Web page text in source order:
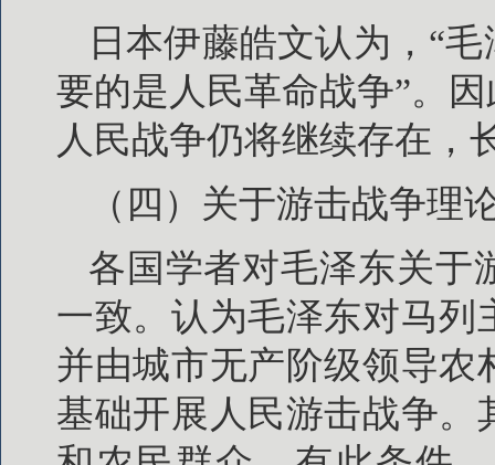
日本伊藤皓文认为，“
要的是人民革命战争”。
人民战争仍将继续存在，
（四）关于游击战争理
各国学者对毛泽东关于
一致。认为毛泽东对马
并由城市无产阶级领导
基础开展人民游击战争